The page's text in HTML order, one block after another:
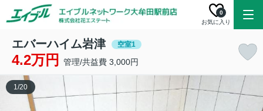
お気に入り
0
エバーハイム岩津 空室1
4.2万円 管理/共益費 3,000円
1/20